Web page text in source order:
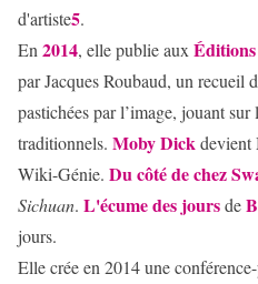
d'artiste5.
En 2014, elle publie aux
par Jacques Roubaud, un recueil
pastichées par l’image, jouant
traditionnels. Moby Dickdevient
Wiki-Génie. Du côté de chez
Sichuan. L'écume des joursde
jours.
Elle crée en 2014 une